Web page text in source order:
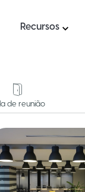
Recursos
de reunião